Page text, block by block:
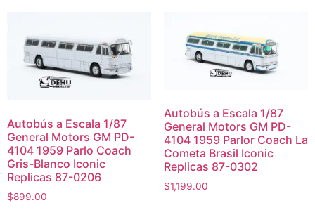
Autobús a Escala 1/87
General Motors GM PD-
4104 1959 Parlo Coach
Gris-Blanco Iconic
Replicas 87-0206
$899.00
Autobús a Escala 1/87
General Motors GM PD-
4104 1959 Parlor Coach La
Cometa Brasil Iconic
Replicas 87-0302
$1,199.00